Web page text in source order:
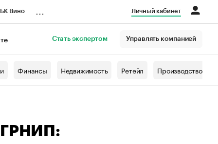
Вино Личный кабинет
Стать экспертом Управлять компанией
Финансы Недвижимость Ретейл Производство